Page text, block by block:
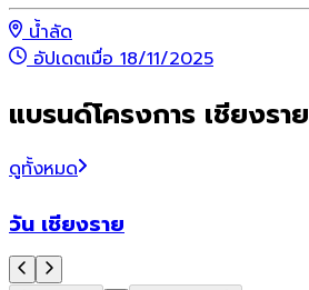
น้ำลัด
อัปเดตเมื่อ 18/11/2025
แบรนด์โครงการ เชียงราย
ดูทั้งหมด
วัน เชียงราย